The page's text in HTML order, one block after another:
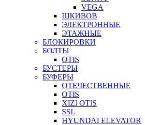
VEGA
ШКИВОВ
ЭЛЕКТРОННЫЕ
ЭТАЖНЫЕ
БЛОКИРОВКИ
БОЛТЫ
OTIS
БУСТЕРЫ
БУФЕРЫ
ОТЕЧЕСТВЕННЫЕ
OTIS
XIZI OTIS
SSL
HYUNDAI ELEVATOR